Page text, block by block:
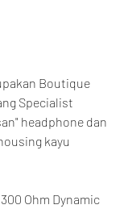
Boutique
Specialist
headphone dan
kayu
Ohm Dynamic